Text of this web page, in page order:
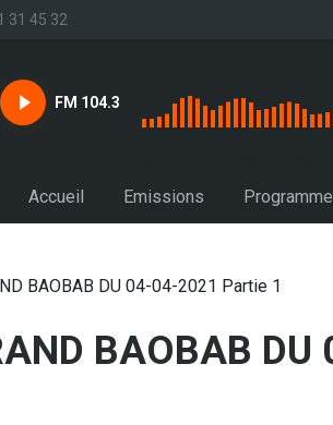
31 45 32
FM 104.3
Accueil
Emissions Programme
BAOBAB DU 04-04-2021 Partie 1